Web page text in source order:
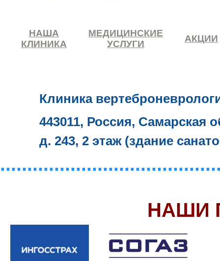
НАША
КЛИНИКА
МЕДИЦИНСКИЕ
УСЛУГИ
АКЦИИ
Клиника
443011, Россия, Самарская
д. 243, 2 этаж (здание
НАШИ